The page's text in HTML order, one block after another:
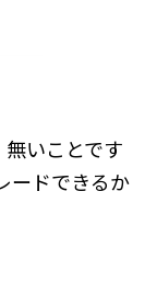
いことです
ードできるか